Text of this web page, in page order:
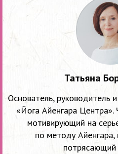
Татьяна
Основатель, руководитель
«Йога Айенгара Центра».
мотивирующий на
по методу Айенгара,
потрясающий